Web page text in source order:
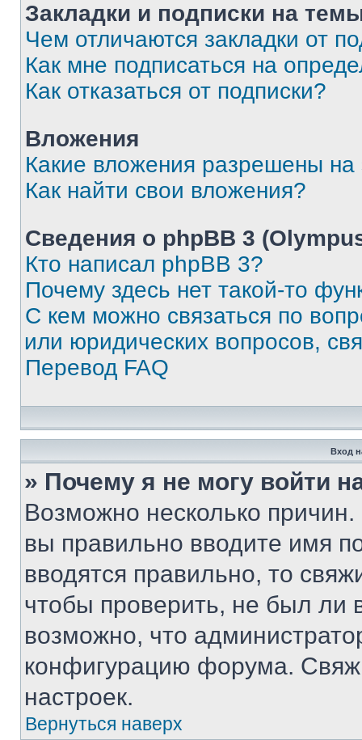
Закладки и подписки на
Чем отличаются закладки от
Как мне подписаться на
Как отказаться от подписки?
Вложения
Какие вложения разрешены
Как найти свои вложения?
Сведения о phpBB 3
Кто написал phpBB 3?
Почему здесь нет такой-то
С кем можно связаться по
или юридических вопросов,
Перевод FAQ
Вход
» Почему я не могу войти
Возможно несколько
вы правильно вводите имя
вводятся правильно, то
чтобы проверить, не был ли
возможно, что
конфигурацию форума.
настроек.
Вернуться наверх